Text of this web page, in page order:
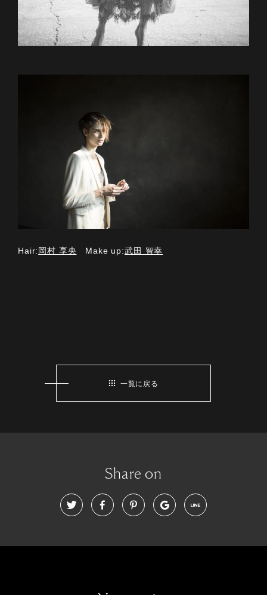
Hair: 岡村 享央 Make up:武田 智幸
一覧に戻る
Share on